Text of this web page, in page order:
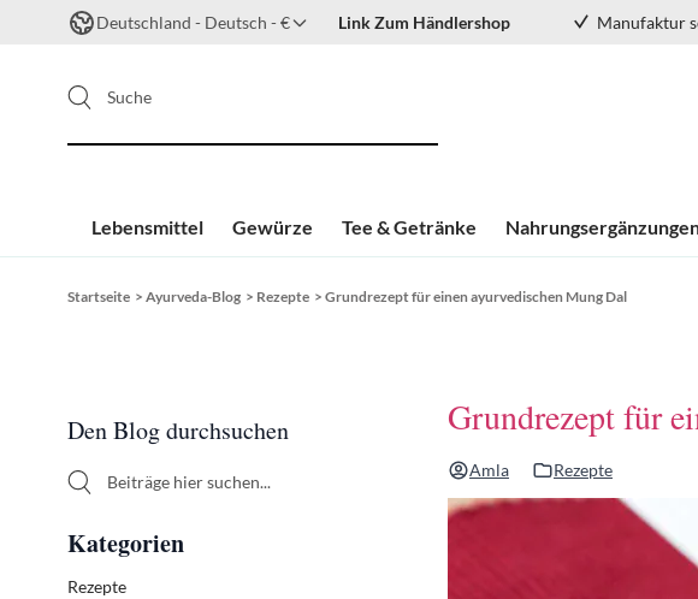
Deutschland - Deutsch - € Link Zum Händlershop Manufaktur
Lebensmittel Gewürze Tee & Getränke
Suche
Startseite > Ayurveda-Blog > Rezepte > Grundrezept für einen ayurvedischen Mung Dal
Den Blog durchsuchen
Den Blog durchsuchen
Kategorien
Rezepte
Grundrezept für
Amla Rezepte